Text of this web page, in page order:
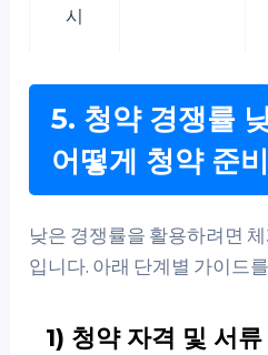
시
5. 청약 경쟁률
어떻게 청약 준
낮은 경쟁률을 활용하려면
입니다. 아래 단계별 가이드
1) 청약 자격 및 서